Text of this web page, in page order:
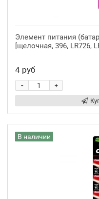
Элемент питания
[щелочная, 396, LR726,
4 руб
+
-
В наличии